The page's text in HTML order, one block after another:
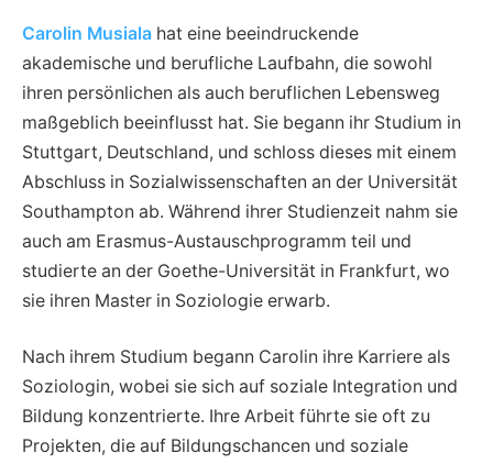
Carolin Musiala hat eine beeindruckende
akademische und berufliche Laufbahn, die sowohl
ihren persönlichen als auch beruflichen Lebensweg
maßgeblich beeinflusst hat. Sie begann ihr Studium in
Stuttgart, Deutschland, und schloss dieses mit einem
Abschluss in Sozialwissenschaften an der Universität
Southampton ab. Während ihrer Studienzeit nahm sie
auch am Erasmus-Austauschprogramm teil und
studierte an der Goethe-Universität in Frankfurt, wo
sie ihren Master in Soziologie erwarb.
Nach ihrem Studium begann Carolin ihre Karriere als
Soziologin, wobei sie sich auf soziale Integration und
Bildung konzentrierte. Ihre Arbeit führte sie oft zu
Projekten, die auf Bildungschancen und soziale